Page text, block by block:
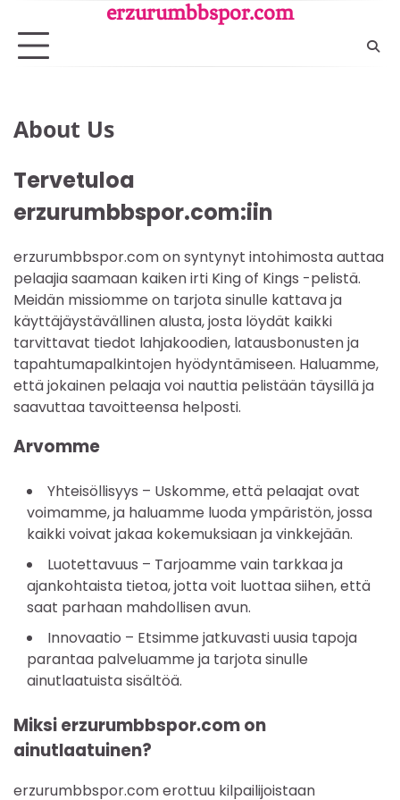
content
erzurumbbspor.com
About Us
Tervetuloa
erzurumbbspor.com:iin
erzurumbbspor.com on syntynyt intohimosta auttaa
pelaajia saamaan kaiken irti King of Kings -pelistä.
Meidän missiomme on tarjota sinulle kattava ja
käyttäjäystävällinen alusta, josta löydät kaikki
tarvittavat tiedot lahjakoodien, latausbonusten ja
tapahtumapalkintojen hyödyntämiseen. Haluamme,
että jokainen pelaaja voi nauttia pelistään täysillä ja
saavuttaa tavoitteensa helposti.
Arvomme
Yhteisöllisyys – Uskomme, että pelaajat ovat
voimamme, ja haluamme luoda ympäristön, jossa
kaikki voivat jakaa kokemuksiaan ja vinkkejään.
Luotettavuus – Tarjoamme vain tarkkaa ja
ajankohtaista tietoa, jotta voit luottaa siihen, että
saat parhaan mahdollisen avun.
Innovaatio – Etsimme jatkuvasti uusia tapoja
parantaa palveluamme ja tarjota sinulle
ainutlaatuista sisältöä.
Miksi erzurumbbspor.com on
ainutlaatuinen?
erzurumbbspor.com erottuu kilpailijoistaan